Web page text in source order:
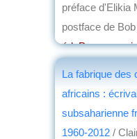
préface d'Elikia
postface de
éd. Presses
La fabrique des
africains :
subsaharienne
1960-2012 /